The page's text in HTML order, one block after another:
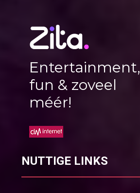
Entertainment,
fun & zoveel
méér!
NUTTIGE LINKS